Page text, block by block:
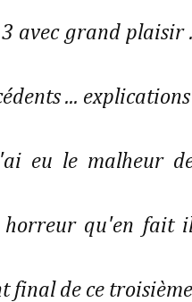
avec grand plaisir
...
eu le malheur
horreur qu'en
final de ce